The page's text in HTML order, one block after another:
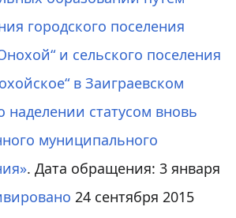
городского поселения
и сельского поселения
в Заиграевском
наделении статусом вновь
муниципального
. Дата обращения: 3 января
24 сентября 2015